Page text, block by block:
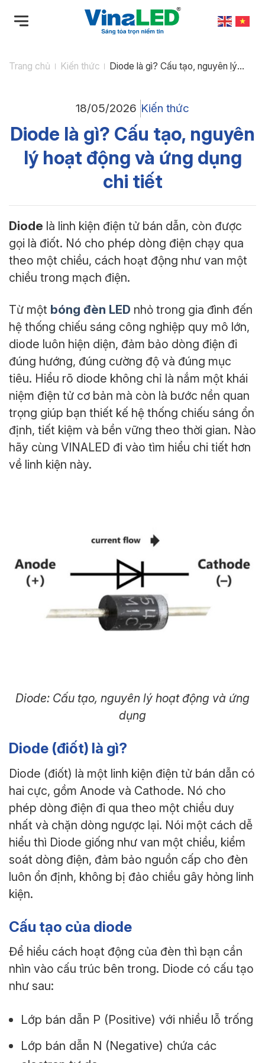
qua
dung
Trang chủ Kiến thức
Diode là gì? Cấu tạo, nguyên lý
18/05/2026 Kiến thức
Diode là gì? Cấu tạo, nguyên
lý hoạt động và ứng dụng
chi tiết
Diode là linh kiện điện tử bán dẫn, còn được
gọi là điốt. Nó cho phép dòng điện chạy qua
theo một chiều, cách hoạt động như van một
chiều trong mạch điện.
Từ một bóng đèn LED nhỏ trong gia đình đến
hệ thống chiếu sáng công nghiệp quy mô lớn,
diode luôn hiện diện, đảm bảo dòng điện đi
đúng hướng, đúng cường độ và đúng mục
tiêu. Hiểu rõ diode không chỉ là nắm một khái
niệm điện tử cơ bản mà còn là bước nền quan
trọng giúp bạn thiết kế hệ thống chiếu sáng ổn
định, tiết kiệm và bền vững theo thời gian. Nào
hãy cùng VINALED đi vào tìm hiểu chi tiết hơn
về linh kiện này.
Diode: Cấu tạo, nguyên lý hoạt động và ứng
dụng
Diode (điốt) là gì?
Diode (điốt) là một linh kiện điện tử bán dẫn có
hai cực, gồm Anode và Cathode. Nó cho
phép dòng điện đi qua theo một chiều duy
nhất và chặn dòng ngược lại. Nói một cách dễ
hiểu thì Diode giống như van một chiều, kiểm
soát dòng điện, đảm bảo nguồn cấp cho đèn
luôn ổn định, không bị đảo chiều gây hỏng linh
kiện.
Cấu tạo của diode
Để hiểu cách hoạt động của đèn thì bạn cần
nhìn vào cấu trúc bên trong. Diode có cấu tạo
như sau:
Lớp bán dẫn P (Positive) với nhiều lỗ trống
Lớp bán dẫn N (Negative) chứa các